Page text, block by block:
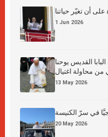
على أن تغيّر حياتنا
1 Jun 2026
القديس يوحنا
من محاولة اغتيال
13 May 2026
في سرّ الكنيسة
20 May 2026